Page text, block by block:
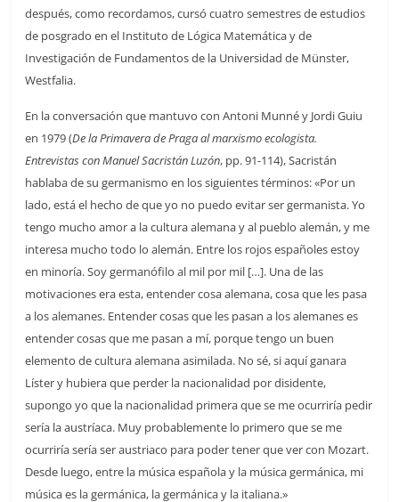
después, como recordamos, cursó cuatro semestres de estudios
de posgrado en el Instituto de Lógica Matemática y de
Investigación de Fundamentos de la Universidad de Münster,
Westfalia.
En la conversación que mantuvo con Antoni Munné y Jordi Guiu
en 1979 (De la Primavera de Praga al marxismo ecologista.
Entrevistas con Manuel Sacristán Luzón, pp. 91-114), Sacristán
hablaba de su germanismo en los siguientes términos: «Por un
lado, está el hecho de que yo no puedo evitar ser germanista. Yo
tengo mucho amor a la cultura alemana y al pueblo alemán, y me
interesa mucho todo lo alemán. Entre los rojos españoles estoy
en minoría. Soy germanófilo al mil por mil […]. Una de las
motivaciones era esta, entender cosa alemana, cosa que les pasa
a los alemanes. Entender cosas que les pasan a los alemanes es
entender cosas que me pasan a mí, porque tengo un buen
elemento de cultura alemana asimilada. No sé, si aquí ganara
Líster y hubiera que perder la nacionalidad por disidente,
supongo yo que la nacionalidad primera que se me ocurriría pedir
sería la austríaca. Muy probablemente lo primero que se me
ocurriría sería ser austriaco para poder tener que ver con Mozart.
Desde luego, entre la música española y la música germánica, mi
música es la germánica, la germánica y la italiana.»